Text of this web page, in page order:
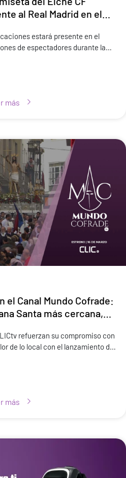
al Real Madrid en el
estará presente en el
de espectadores durante la
más
el Canal Mundo Cofrade:
Santa más cercana,
refuerzan su compromiso con
de lo local con el lanzamiento de
más